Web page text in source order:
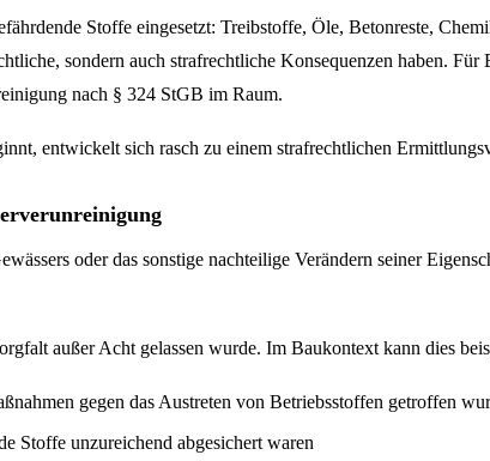
Stoffe eingesetzt: Treibstoffe, Öle, Betonreste,
sondern auch strafrechtliche Konsequenzen haben.
nach § 324 StGB im Raum.
entwickelt sich rasch zu einem strafrechtlichen
oder das sonstige nachteilige Verändern seiner
außer Acht gelassen wurde. Im Baukontext kann dies
gegen das Austreten von Betriebsstoffen getroffen
Stoffe unzureichend abgesichert waren